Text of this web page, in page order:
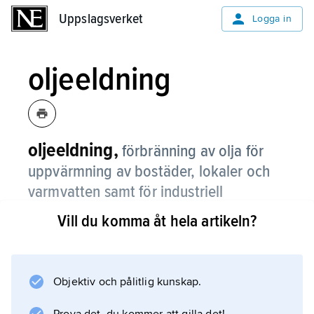
Uppslagsverket Logga in
oljeeldning
oljeeldning, förbränning av olja för
uppvärmning av bostäder, lokaler och
varmvatten samt för industriell
processvärme.
samt användarvänlig. Moderna
Vill du komma åt hela artikeln?
Objektiv och pålitlig kunskap.